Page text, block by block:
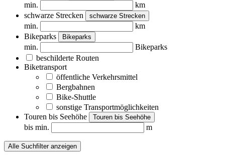
min.
km
schwarze Strecken
schwarze Strecken
min.
km
Bikeparks
Bikeparks
min.
Bikeparks
beschilderte Routen
Biketransport
öffentliche Verkehrsmittel
Bergbahnen
Bike-Shuttle
sonstige Transportmöglichkeiten
Touren bis Seehöhe
Touren bis Seehöhe
bis min. m
Alle Suchfilter anzeigen